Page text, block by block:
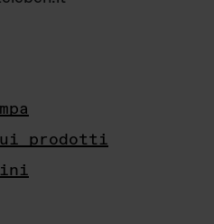
prodotti